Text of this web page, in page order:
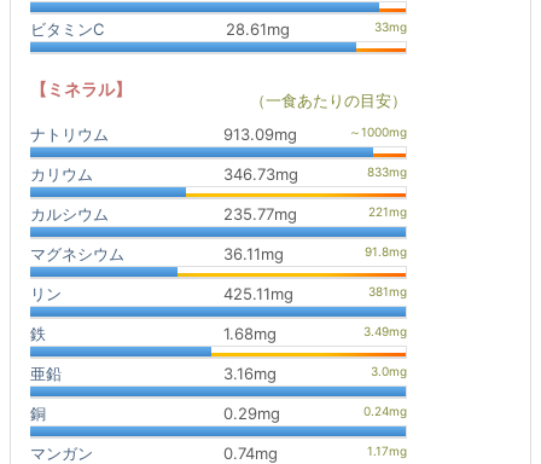
ビタミンC 28.61mg
【ミネラル】
（一食あたりの目安）
ナトリウム
913.09mg
カリウム 346.73mg
カルシウム 235.77mg
マグネシウム 36.11mg
リン 425.11mg
鉄 1.68mg
亜鉛 3.16mg
銅 0.29mg
マンガン 0.74mg